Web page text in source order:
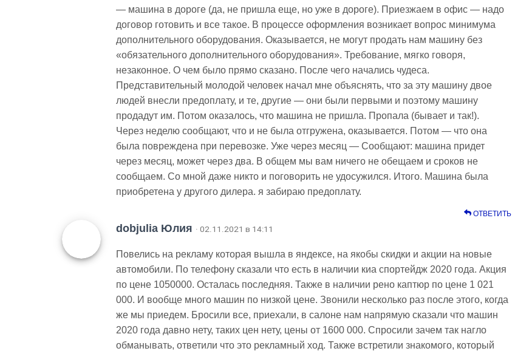
— машина в дороге (да, не пришла еще, но уже в дороге). Приезжаем в офис — надо
договор готовить и все такое. В процессе оформления возникает вопрос минимума
дополнительного оборудования. Оказывается, не могут продать нам машину без
«обязательного дополнительного оборудования». Требование, мягко говоря,
незаконное. О чем было прямо сказано. После чего начались чудеса.
Представительный молодой человек начал мне объяснять, что за эту машину двое
людей внесли предоплату, и те, другие — они были первыми и поэтому машину
продадут им. Потом оказалось, что машина не пришла. Пропала (бывает и так!).
Через неделю сообщают, что и не была отгружена, оказывается. Потом — что она
была повреждена при перевозке. Уже через месяц — Сообщают: машина придет
через месяц, может через два. В общем мы вам ничего не обещаем и сроков не
сообщаем. Со мной даже никто и поговорить не удосужился. Итого. Машина была
приобретена у другого дилера. я забираю предоплату.
ОТВЕТИТЬ
dobjulia Юлия · 02.11.2021 в 14:11
Повелись на рекламу которая вышла в яндексе, на якобы скидки и акции на новые
автомобили. По телефону сказали что есть в наличии киа спортейдж 2020 года. Акция
по цене 1050000. Осталась последняя. Также в наличии рено каптюр по цене 1 021
000. И вообще много машин по низкой цене. Звонили несколько раз после этого, когда
же мы приедем. Бросили все, приехали, в салоне нам напрямую сказали что машин
2020 года давно нету, таких цен нету, цены от 1600 000. Спросили зачем так нагло
обманывать, ответили что это рекламный ход. Также встретили знакомого, который